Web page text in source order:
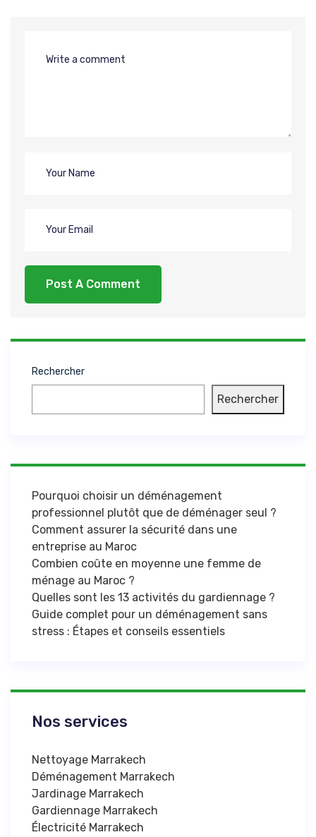
Rechercher
Rechercher
Pourquoi choisir un déménagement
professionnel plutôt que de déménager seul ?
Comment assurer la sécurité dans une
entreprise au Maroc
Combien coûte en moyenne une femme de
ménage au Maroc ?
Quelles sont les 13 activités du gardiennage ?
Guide complet pour un déménagement sans
stress : Étapes et conseils essentiels
Nos services
Nettoyage Marrakech
Déménagement Marrakech
Jardinage Marrakech
Gardiennage Marrakech
Électricité Marrakech